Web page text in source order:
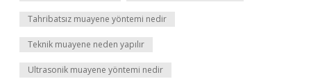
Tahribatsız muayene yöntemi nedir
Teknik muayene neden yapılır
Ultrasonik muayene yöntemi nedir